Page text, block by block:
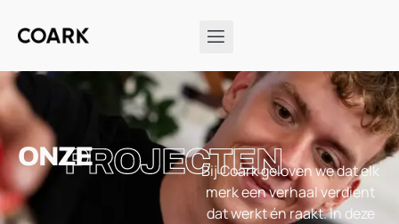
ONZEPROJECTENBij Coark geloven we dat elk
merk een verhaal verdient
dat werkt én raakt. In deze